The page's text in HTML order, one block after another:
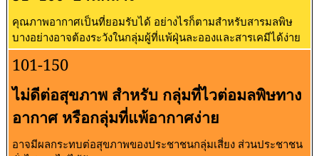
คุณภาพอากาศเป็นที่ยอมรับได้ อย่างไรก็ตามสำหรับสารมลพิษ
บางอย่างอาจต้องระวังในกลุ่มผู้ที่แพ้ฝุ่นละอองและสารเคมีได้ง่าย
101-150
ไม่ดีต่อสุขภาพ สำหรับ กลุ่มที่ไวต่อมลพิษทาง
อากาศ หรือกลุ่มที่แพ้อากาศง่าย
อาจมีผลกระทบต่อสุขภาพของประชาชนกลุ่มเสี่ยง ส่วนประชาชน